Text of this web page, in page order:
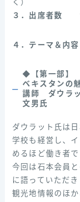
リンク集
く）
３．出席者数
サ
４．テーマ＆内容
◆【第一部】
ベキスタンの
講師 ダウラ
文男氏
ダウラット氏は
学校も経営し、
めるほど働き者で
今回は石本会員
に語っていただき
観光地情報のほ